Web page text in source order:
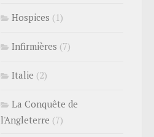
Hospices (1)
Infirmières (7)
Italie (2)
La Conquête de
l'Angleterre (7)